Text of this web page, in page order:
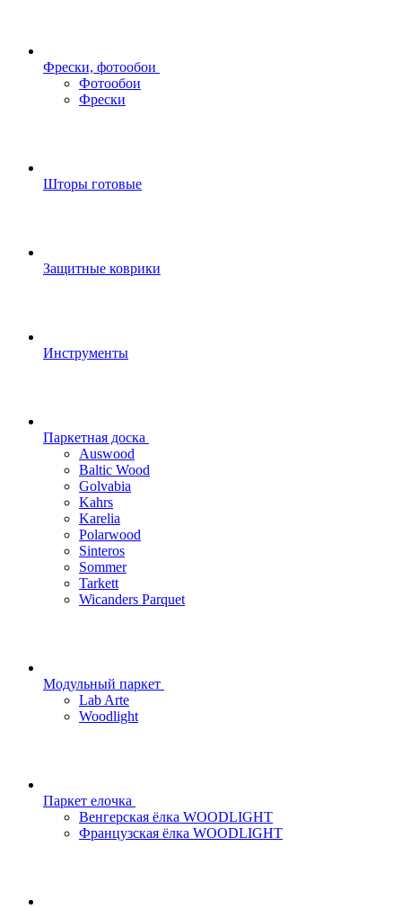
Фрески, фотообои
Фотообои
Фрески
Шторы готовые
Защитные коврики
Инструменты
Паркетная доска
Auswood
Baltic Wood
Golvabia
Kahrs
Karelia
Polarwood
Sinteros
Sommer
Tarkett
Wicanders Parquet
Модульный паркет
Lab Arte
Woodlight
Паркет елочка
Венгерская ёлка WOODLIGHT
Французская ёлка WOODLIGHT